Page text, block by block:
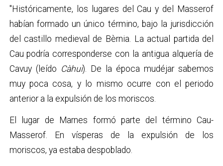
"Históricamente, los lugares del Cau y del Masserof
habían formado un único término, bajo la jurisdicción
del castillo medieval de Bèrnia. La actual partida del
Cau podría corresponderse con la antigua alquería de
Cavuy (leído Càhui). De la época mudéjar sabemos
muy poca cosa, y lo mismo ocurre con el periodo
anterior a la expulsión de los moriscos.
El lugar de Marnes formó parte del término Cau-
Masserof. En vísperas de la expulsión de los
moriscos, ya estaba despoblado.